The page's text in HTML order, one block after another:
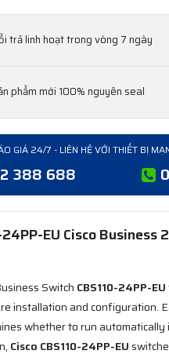
trả linh hoạt trong vòng 7 ngày
phẩm mới 100% nguyên seal
GIÁ 24/7 - LIÊN HỆ VỚI THIẾT BỊ
388 688
24PP-EU Cisco
Switch CBS110-24PP-EU
installation and configuration.
whether to run
Cisco CBS110-24PP-EU